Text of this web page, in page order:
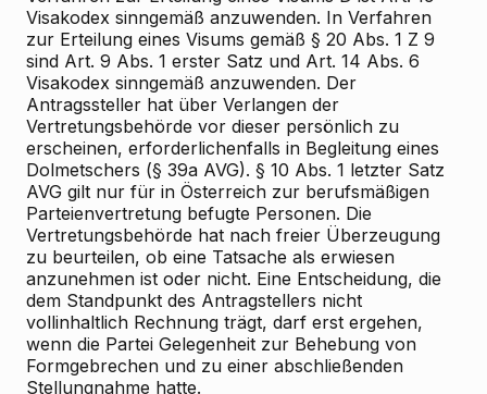
Visakodex sinngemäß anzuwenden. In Verfahren
zur Erteilung eines Visums gemäß § 20 Abs. 1 Z 9
sind Art. 9 Abs. 1 erster Satz und Art. 14 Abs. 6
Visakodex sinngemäß anzuwenden. Der
Antragssteller hat über Verlangen der
Vertretungsbehörde vor dieser persönlich zu
erscheinen, erforderlichenfalls in Begleitung eines
Dolmetschers (§ 39a AVG). § 10 Abs. 1 letzter Satz
AVG gilt nur für in Österreich zur berufsmäßigen
Parteienvertretung befugte Personen. Die
Vertretungsbehörde hat nach freier Überzeugung
zu beurteilen, ob eine Tatsache als erwiesen
anzunehmen ist oder nicht. Eine Entscheidung, die
dem Standpunkt des Antragstellers nicht
vollinhaltlich Rechnung trägt, darf erst ergehen,
wenn die Partei Gelegenheit zur Behebung von
Formgebrechen und zu einer abschließenden
Stellungnahme hatte.